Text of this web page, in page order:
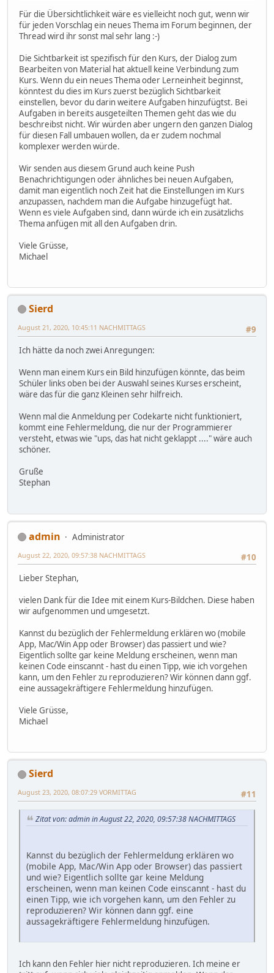
Für die Übersichtlichkeit wäre es vielleicht noch gut, wenn wir
für jeden Vorschlag ein neues Thema im Forum beginnen, der
Thread wird ihr sonst mal sehr lang :-)
Die Sichtbarkeit ist spezifisch für den Kurs, der Dialog zum
Bearbeiten von Material hat aktuell keine Verbindung zum
Kurs. Wenn du ein neues Thema oder Lerneinheit beginnst,
könntest du dies im Kurs zuerst bezüglich Sichtbarkeit
einstellen, bevor du darin weitere Aufgaben hinzufügtst. Bei
Aufgaben in bereits ausgeteilten Themen geht das wie du
beschreibst nicht. Wir würden aber ungern den ganzen Dialog
für diesen Fall umbauen wollen, da er zudem nochmal
komplexer werden würde.
Wir senden aus diesem Grund auch keine Push
Benachrichtigungen oder ähnliches bei neuen Aufgaben,
damit man eigentlich noch Zeit hat die Einstellungen im Kurs
anzupassen, nachdem man die Aufgabe hinzugefügt hat.
Wenn es viele Aufgaben sind, dann würde ich ein zusätzlichs
Thema anfügen mit all den Aufgaben drin.
Viele Grüsse,
Michael
Sierd
#9
August 21, 2020, 10:45:11 NACHMITTAGS
Ich hätte da noch zwei Anregungen:
Wenn man einem Kurs ein Bild hinzufügen könnte, das beim
Schüler links oben bei der Auswahl seines Kurses erscheint,
wäre das für die ganz Kleinen sehr hilfreich.
Wenn mal die Anmeldung per Codekarte nicht funktioniert,
kommt eine Fehlermeldung, die nur der Programmierer
versteht, etwas wie "ups, das hat nicht geklappt ...." wäre auch
schöner.
Gruße
Stephan
admin
Administrator
#10
August 22, 2020, 09:57:38 NACHMITTAGS
Lieber Stephan,
vielen Dank für die Idee mit einem Kurs-Bildchen. Diese haben
wir aufgenommen und umgesetzt.
Kannst du bezüglich der Fehlermeldung erklären wo (mobile
App, Mac/Win App oder Browser) das passiert und wie?
Eigentlich sollte gar keine Meldung erscheinen, wenn man
keinen Code einscannt - hast du einen Tipp, wie ich vorgehen
kann, um den Fehler zu reproduzieren? Wir können dann ggf.
eine aussagekräftigere Fehlermeldung hinzufügen.
Viele Grüsse,
Michael
Sierd
#11
August 23, 2020, 08:07:29 VORMITTAG
Zitat von: admin in August 22, 2020, 09:57:38 NACHMITTAGS
Kannst du bezüglich der Fehlermeldung erklären wo
(mobile App, Mac/Win App oder Browser) das passiert
und wie? Eigentlich sollte gar keine Meldung
erscheinen, wenn man keinen Code einscannt - hast du
einen Tipp, wie ich vorgehen kann, um den Fehler zu
reproduzieren? Wir können dann ggf. eine
aussagekräftigere Fehlermeldung hinzufügen.
Ich kann den Fehler hier nicht reproduzieren. Ich meine er